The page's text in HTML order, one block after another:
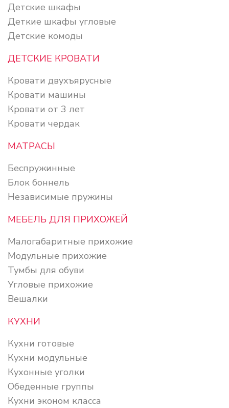
Детские шкафы
Деткие шкафы угловые
Детские комоды
ДЕТСКИЕ КРОВАТИ
Кровати двухъярусные
Кровати машины
Кровати от 3 лет
Кровати чердак
МАТРАСЫ
Беспружинные
Блок боннель
Независимые пружины
МЕБЕЛЬ ДЛЯ ПРИХОЖЕЙ
Малогабаритные прихожие
Модульные прихожие
Тумбы для обуви
Угловые прихожие
Вешалки
КУХНИ
Кухни готовые
Кухни модульные
Кухонные уголки
Обеденные группы
Кухни эконом класса